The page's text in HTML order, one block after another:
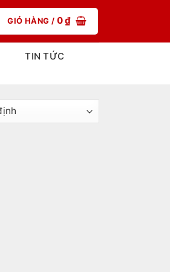
GIỎ HÀNG / 0₫
TIN TỨC